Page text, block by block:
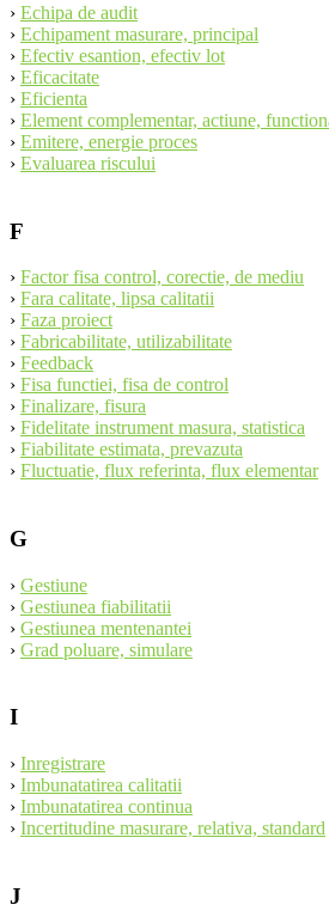
› Echipa de audit
› Echipament masurare, principal
› Efectiv esantion, efectiv lot
› Eficacitate
› Eficienta
› Element complementar, actiune,
› Emitere, energie proces
› Evaluarea riscului
F
› Factor fisa control, corectie, de mediu
› Fara calitate, lipsa calitatii
› Faza proiect
› Fabricabilitate, utilizabilitate
› Feedback
› Fisa functiei, fisa de control
› Finalizare, fisura
› Fidelitate instrument masura, statistica
› Fiabilitate estimata, prevazuta
› Fluctuatie, flux referinta, flux elementar
G
› Gestiune
› Gestiunea fiabilitatii
› Gestiunea mentenantei
› Grad poluare, simulare
I
› Inregistrare
› Imbunatatirea calitatii
› Imbunatatirea continua
› Incertitudine masurare, relativa, standard
J